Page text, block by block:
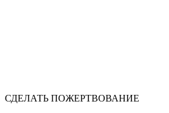
СДЕЛАТЬ ПОЖЕРТВОВАНИЕ